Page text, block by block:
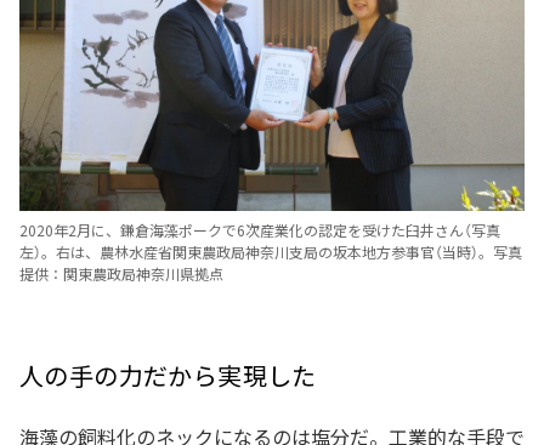
2020年2月に、鎌倉海藻ポークで6次産業化の認定を受けた臼井さん（写真
左）。右は、農林水産省関東農政局神奈川支局の坂本地方参事官（当時）。写真
提供：関東農政局神奈川県拠点
人の手の力だから実現した
海藻の飼料化のネックになるのは塩分だ。工業的な手段で